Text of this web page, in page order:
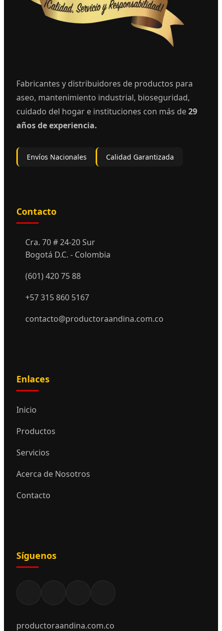
Fabricantes y distribuidores de productos para
aseo, mantenimiento industrial, bioseguridad,
cuidado del hogar e instituciones con más de29
años de experiencia.
Envíos Nacionales Calidad Garantizada
Contacto
Cra. 70 # 24-20 Sur
Bogotá D.C. - Colombia
(601) 420 75 88
+57 315 860 5167
contacto@productoraandina.com.co
Enlaces
Inicio
Productos
Servicios
Acerca de Nosotros
Contacto
Síguenos
productoraandina.com.co